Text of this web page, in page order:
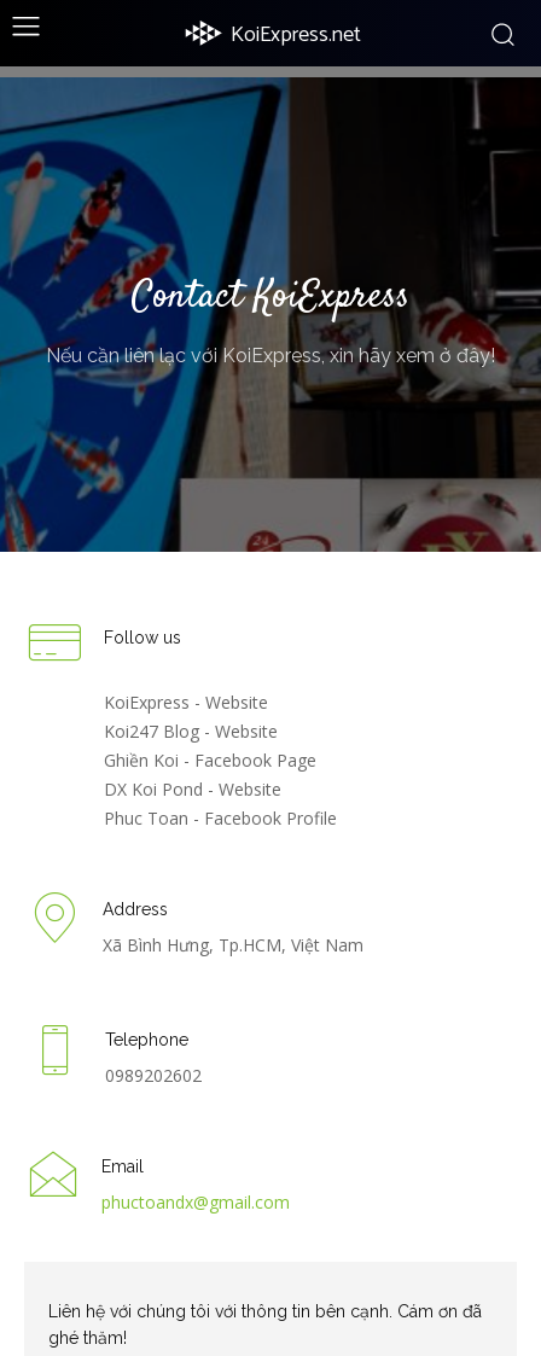
KoiExpress.net
Contact KoiExpress
Nếu cần liên lạc với KoiExpress, xin hãy xem ở đây!
Follow us
KoiExpress - Website
Koi247 Blog - Website
Ghiền Koi - Facebook Page
DX Koi Pond - Website
Phuc Toan - Facebook Profile
Address
Xã Bình Hưng, Tp.HCM, Việt Nam
Telephone
0989202602
Email
phuctoandx@gmail.com
Liên hệ với chúng tôi với thông tin bên cạnh. Cám ơn đã
ghé thăm!